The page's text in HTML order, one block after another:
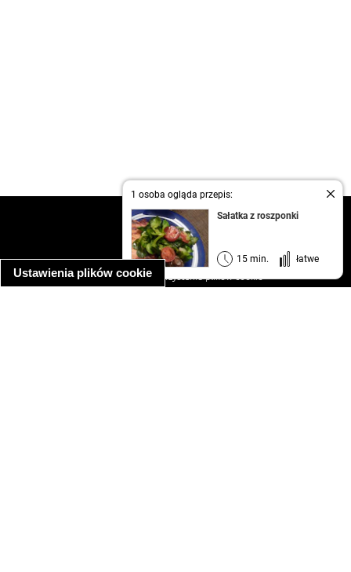
Ustawienia plików cookie
1 osoba ogląda przepis:
Sałatka z roszponki
15 min. łatwe
kontakt
regulamin
informacja o prywatności
informacja o wykorzystaniu plików cookie